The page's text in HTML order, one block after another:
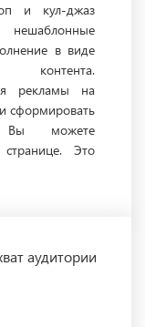
и кул-джаз
в виде
контента.
рекламы на
сформировать
Вы можете
Это
аудитории